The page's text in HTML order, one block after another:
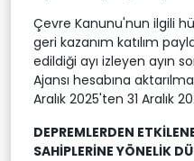
Çevre Kanunu'nun ilgili
geri kazanım katılım
edildiği ayı izleyen ayın
Ajansı hesabına
Aralık 2025'ten 31 Aralık
DEPREMLERDEN
SAHİPLERİNE YÖNELİK